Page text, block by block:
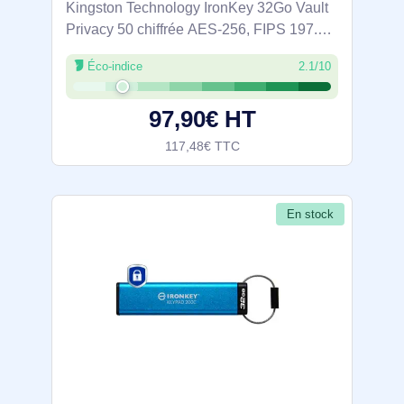
Kingston Technology IronKey 32Go Vault
Privacy 50 chiffrée AES-256, FIPS 197.
Capacité: 32 Go, Interface de l'appareil:
USB Type-A, Version USB: 3.2 Gen 1 (3.1
Gen 1), Vitesse de lecture: 250 Mo/s,
Éco-indice 2.1/10
97,90€ HT
117,48€ TTC
En stock